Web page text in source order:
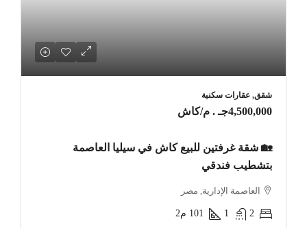
شقق, عقارات سكنية
4,500,000جـ . م /كاش
🏡 شقة غرفتين للبيع كاش في سيليا العاصمة
بتشطيب فندقي
العاصمة الإدارية, مصر
2
1
101 م2